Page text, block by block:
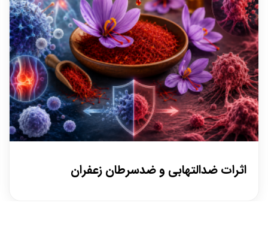
اثرات ضدالتهابی و ضدسرطان زعفران